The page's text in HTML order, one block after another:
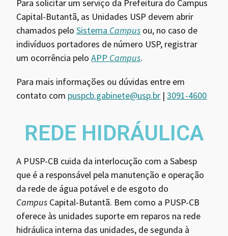
Para solicitar um serviço da Prefeitura do Campus
Capital-Butantã, as Unidades USP devem abrir
chamados pelo Sistema Campus ou, no caso de
indivíduos portadores de número USP, registrar
um ocorrência peloAPP Campus.
Para mais informações ou dúvidas entre em
contato com puspcb.gabinete@usp.br |3091-4600
REDE HIDRÁULICA
A PUSP-CB cuida da interlocução com a Sabesp
que é a responsável pela manutenção e operação
da rede de água potável e de esgoto do
Campus Capital-Butantã. Bem como a PUSP-CB
oferece às unidades suporte em reparos na rede
hidráulica interna das unidades, de segunda à